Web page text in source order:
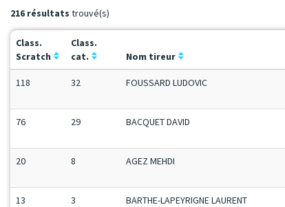
216 résultats trouvé(s)
Class.
Scratch
Class.
cat.
Nom tireur
118 32 FOUSSARD LUDOVIC
76 29 BACQUET DAVID
20 8 AGEZ MEHDI
13 3 BARTHE-LAPEYRIGNE LAURENT